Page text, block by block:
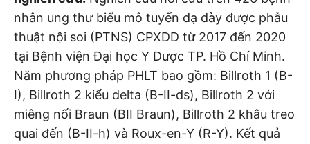
nhân ung thư biểu mô tuyến dạ dày được phẫu
thuật nội soi (PTNS) CPXDD từ 2017 đến 2020
tại Bệnh viện Đại học Y Dược TP. Hồ Chí Minh.
Năm phương pháp PHLT bao gồm: Billroth 1 (B-
I), Billroth 2 kiểu delta (B-II-ds), Billroth 2 với
miêng nối Braun (BII Braun), Billroth 2 khâu treo
quai đến (B-II-h) và Roux-en-Y (R-Y). Kết quả